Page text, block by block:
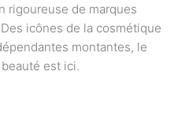
rigoureuse de marques
icônes de la cosmétique
montantes, le
est ici.